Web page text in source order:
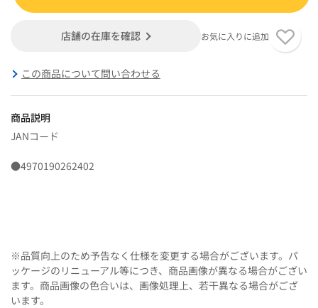
店舗の在庫を確認 お気に入りに追加
この商品について問い合わせる
商品説明
JANコード
●4970190262402
※品質向上のため予告なく仕様を変更する場合がございます。パ
ッケージのリニューアル等につき、商品画像が異なる場合がござい
ます。商品画像の色合いは、画像処理上、若干異なる場合がござ
います。